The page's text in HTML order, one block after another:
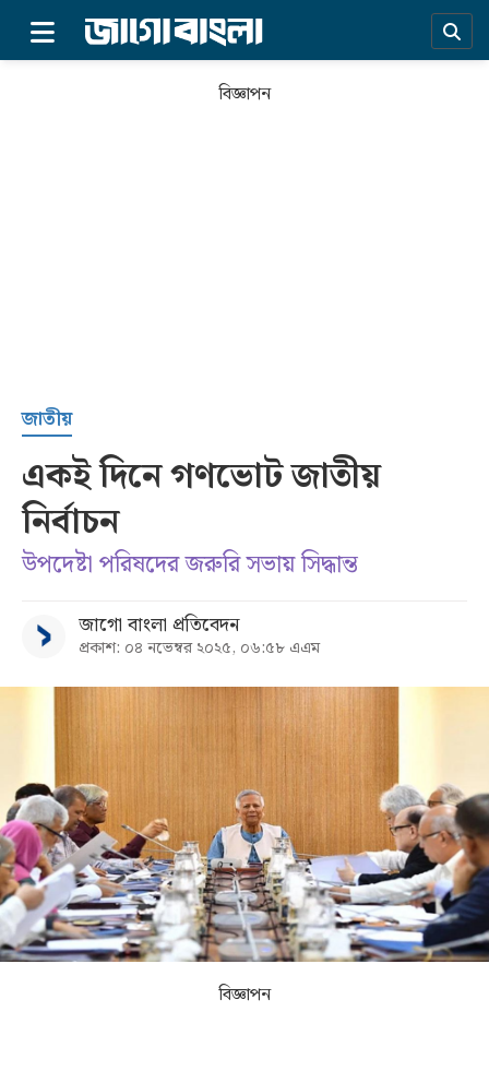
সর্বশেষ
সব
কনভার্টার
বিজ্ঞাপন
জাতীয়
একই দিনে গণভোট জাতীয়
নির্বাচন
উপদেষ্টা পরিষদের জরুরি সভায় সিদ্ধান্ত
জাগো বাংলা প্রতিবেদন
প্রকাশ: ০৪ নভেম্বর ২০২৫, ০৬:৫৮ এএম
বিজ্ঞাপন